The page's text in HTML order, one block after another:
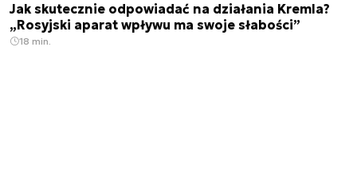
Jak skutecznie odpowiadać na działania Kremla?
„Rosyjski aparat wpływu ma swoje słabości”
18 min.